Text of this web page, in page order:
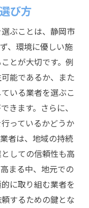
び方
ぶことは、静岡市
、環境に優しい施
とが大切です。例
能であるか、また
いる業者を選ぶこ
きます。さらに、
っているかどうか
者は、地域の持続
しての信頼性も高
まる中、地元での
に取り組む業者を
するための鍵とな